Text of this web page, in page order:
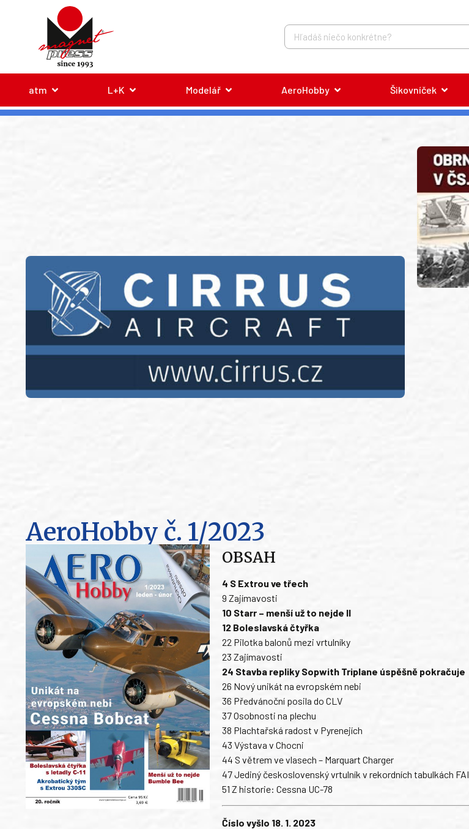
atm L+K Modelář AeroHobby Šikovníček
AeroHobby č. 1/2023
OBSAH
4 S Extrou ve třech
9 Zajímavosti
10 Starr – menší už to nejde II
12 Boleslavská čtyřka
22 Pilotka balonů mezi vrtulníky
23 Zajímavosti
24 Stavba repliky Sopwith Triplane úspěšně pokračuje
26 Nový unikát na evropském nebi
36 Předvánoční posila do CLV
37 Osobnosti na plechu
38 Plachtařská radost v Pyrenejích
43 Výstava v Chocni
44 S větrem ve vlasech – Marquart Charger
47 Jediný československý vrtulník v rekordních tabulkách FAI
51 Z historie: Cessna UC-78
Číslo vyšlo 18. 1. 2023